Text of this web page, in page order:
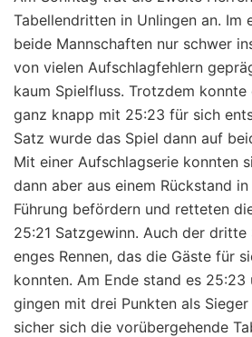
Tabellendritten in Unlingen an. Im
beide Mannschaften nur schwer
von vielen Aufschlagfehlern
kaum Spielfluss. Trotzdem konnte
ganz knapp mit 25:23 für sich
Satz wurde das Spiel dann auf
Mit einer Aufschlagserie konnten
dann aber aus einem Rückstand
Führung befördern und retteten
25:21 Satzgewinn. Auch der
enges Rennen, das die Gäste für
konnten. Am Ende stand es 25:23
gingen mit drei Punkten als
sicher sich die vorübergehende